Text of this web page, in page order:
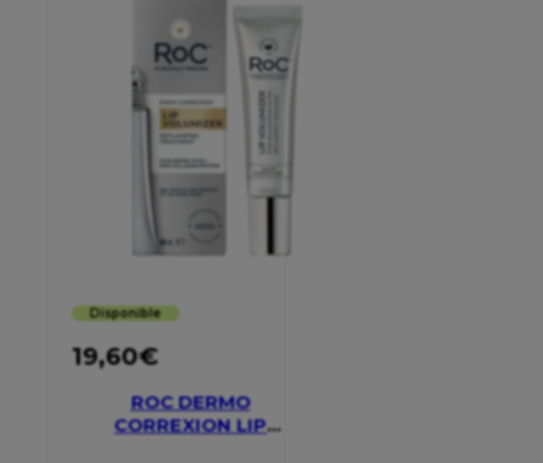
Disponible
19,60€
ROC DERMO
CORREXION LIP